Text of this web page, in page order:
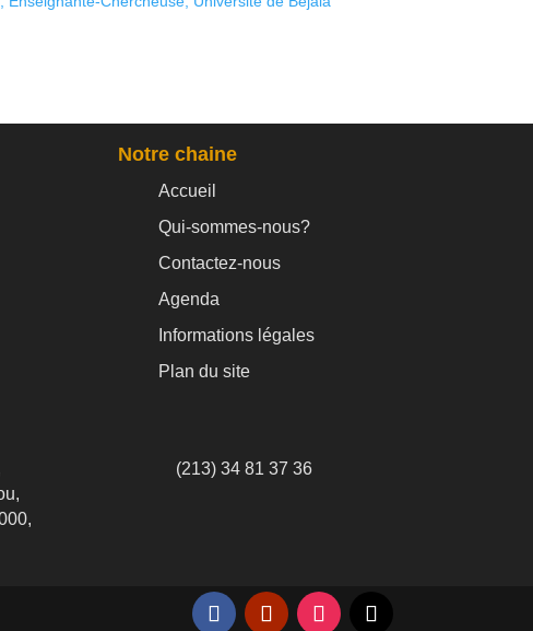
Notre chaine
Accueil
Qui-sommes-nous?
Contactez-nous
Agenda
Informations légales
Plan du site
(213) 34 81 37 36